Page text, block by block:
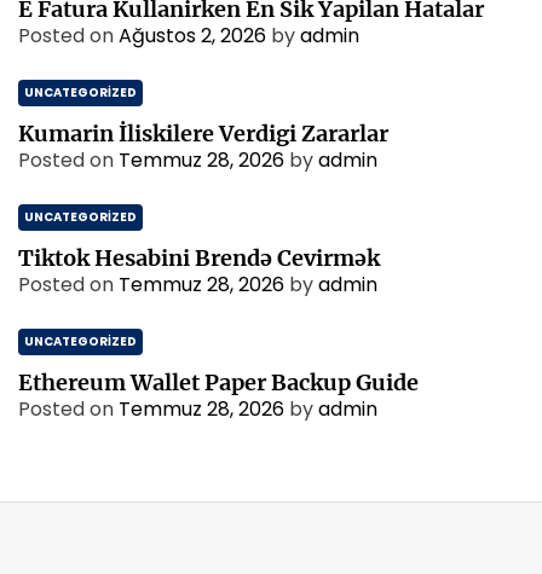
E Fatura Kullanirken En Sik Yapilan Hatalar
Posted onAğustos 2, 2026 byadmin
UNCATEGORIZED
Kumarin İliskilere Verdigi Zararlar
Posted on Temmuz 28, 2026 byadmin
UNCATEGORIZED
Tiktok Hesabini Brendə Cevirmək
Posted on Temmuz 28, 2026 byadmin
UNCATEGORIZED
Ethereum Wallet Paper Backup Guide
Posted on Temmuz 28, 2026 byadmin